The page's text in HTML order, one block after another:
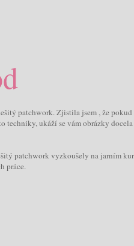
patchwork. Zjistila jsem , že pokud
techniky, ukáží se vám obrázky
patchwork vyzkoušely na jarním
práce.